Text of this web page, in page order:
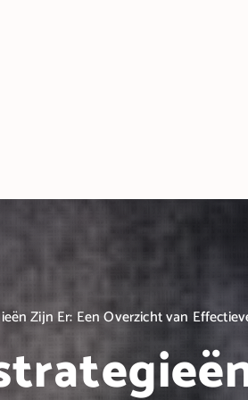
Zijn Er: Een Overzicht van